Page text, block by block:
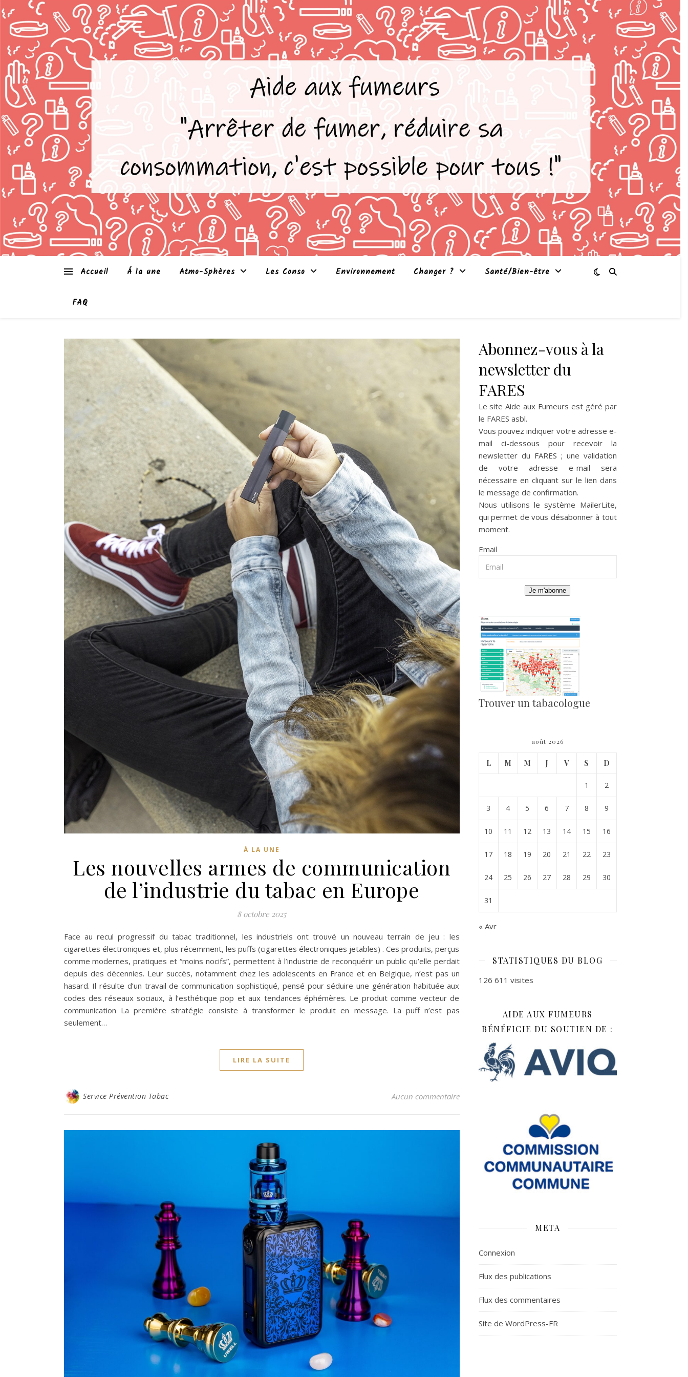
Accueil Á la une Atmo-Sphères Les Conso Environnement Changer ? Santé/Bien-être
FAQ
Á LA UNE
Les nouvelles armes de communication
de l’industrie du tabac en Europe
8 octobre 2025
Face au recul progressif du tabac traditionnel, les industriels ont trouvé un nouveau terrain de jeu : les
cigarettes électroniques et, plus récemment, les puffs (cigarettes électroniques jetables) . Ces produits, perçus
comme modernes, pratiques et “moins nocifs”, permettent à l’industrie de reconquérir un public qu’elle perdait
depuis des décennies. Leur succès, notamment chez les adolescents en France et en Belgique, n’est pas un
hasard. Il résulte d’un travail de communication sophistiqué, pensé pour séduire une génération habituée aux
codes des réseaux sociaux, à l’esthétique pop et aux tendances éphémères. Le produit comme vecteur de
communication La première stratégie consiste à transformer le produit en message. La puff n’est pas
seulement…
LIRE LA SUITE
Service Prévention Tabac Aucun commentaire
Abonnez-vous à la
newsletter du
FARES
Le site Aide aux Fumeurs est géré par
le FARES asbl.
Vous pouvez indiquer votre adresse e-
mail ci-dessous pour recevoir la
newsletter du FARES ; une validation
de votre adresse e-mail sera
nécessaire en cliquant sur le lien dans
le message de confirmation.
Nous utilisons le système MailerLite,
qui permet de vous désabonner à tout
moment.
Email
Je m'abonne
Trouver un tabacologue
août 2026
L M M J V S D
1 2
3 4 5 6 7 8 9
10 11 12 13 14 15 16
17 18 19 20 21 22 23
24 25 26 27 28 29 30
31
« Avr
STATISTIQUES DU BLOG
126 611 visites
AIDE AUX FUMEURS
BÉNÉFICIE DU SOUTIEN DE :
META
Connexion
Flux des publications
Flux des commentaires
Site de WordPress-FR